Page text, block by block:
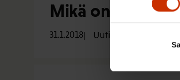
Mikä on
31.1.2018 Uutiset